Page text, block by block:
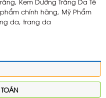
chính hãng, Mỹ Phẩm
da, trang da